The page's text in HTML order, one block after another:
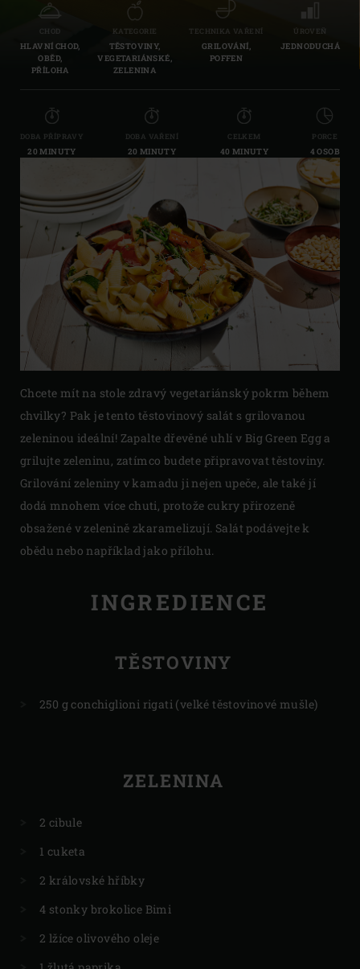
CHOD
HLAVNÍ CHOD,
OBĚD,
PŘÍLOHA
KATEGORIE
TĚSTOVINY,
VEGETARIÁNSKÉ,
ZELENINA
TECHNIKA VAŘENÍ
GRILOVÁNÍ,
POFFEN
ÚROVEŇ
JEDNODUCHÁ
DOBA PŘÍPRAVY
20 MINUTY
DOBA VAŘENÍ
20 MINUTY
CELKEM
40 MINUTY
PORCE
4 OSOB
Chcete mít na stole zdravý vegetariánský pokrm během
chvilky? Pak je tento těstovinový salát s grilovanou
zeleninou ideální! Zapalte dřevěné uhlí v Big Green Egg a
grilujte zeleninu, zatímco budete připravovat těstoviny.
Grilování zeleniny v kamadu ji nejen upeče, ale také jí
dodá mnohem více chuti, protože cukry přirozeně
obsažené v zelenině zkaramelizují. Salát podávejte k
obědu nebo například jako přílohu.
INGREDIENCE
TĚSTOVINY
250 g conchiglioni rigati (velké těstovinové mušle)
ZELENINA
2 cibule
1 cuketa
2 královské hříbky
4 stonky brokolice Bimi
2 lžíce olivového oleje